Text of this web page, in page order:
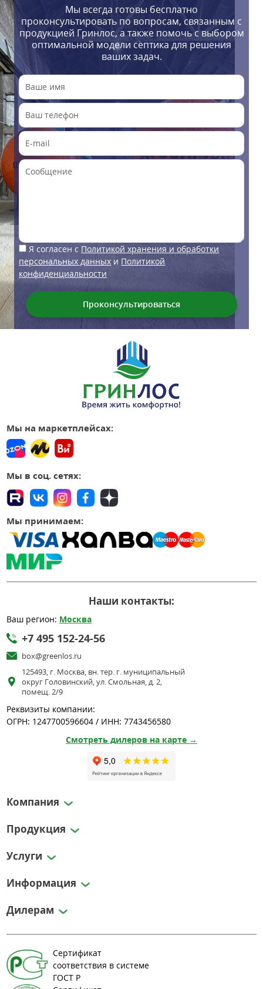
Мы всегда готовы бесплатно
проконсультировать по вопросам, связанным с
продукцией Гринлос, а также помочь с выбором
оптимальной модели септика для решения
ваших задач.
Я согласен с Политикой хранения и обработки
персональных данных и Политикой
конфиденциальности
Мы на маркетплейсах:
Мы в соц. сетях:
Мы принимаем:
Наши контакты:
Ваш регион: Москва
+7 495 152-24-56
box@greenlos.ru
125493, г. Москва, вн. тер. г. муниципальный
округ Головинский, ул. Смольная, д. 2,
помещ. 2/9
Реквизиты компании:
ОГРН: 1247700596604 / ИНН: 7743456580
Смотреть дилеров на карте →
Компания
Продукция
Услуги
Информация
Дилерам
Сертификат
соответствия в системе
ГОСТ Р